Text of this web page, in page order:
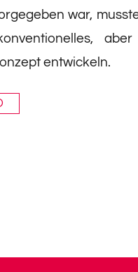
war,
aber
entwickeln.